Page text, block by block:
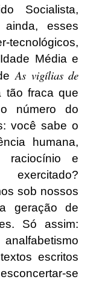
Socialista,
esses
tecnológicos,
Média e
As vigílias de
tão fraca que
número do
você sabe o
humana,
raciocínio e
sob nossos
geração de
Só assim:
escritos
se